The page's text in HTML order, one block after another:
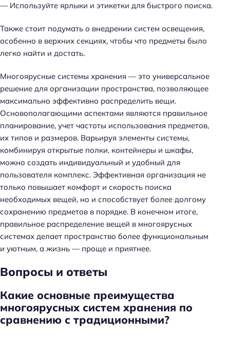
— Используйте ярлыки и этикетки для быстрого поиска.
Также стоит подумать о внедрении систем освещения,
особенно в верхних секциях, чтобы что предметы было
легко найти и достать.
Многоярусные системы хранения — это универсальное
решение для организации пространства, позволяющее
максимально эффективно распределить вещи.
Основополагающими аспектами являются правильное
планирование, учет частоты использования предметов,
их типов и размеров. Варьируя элементы системы,
комбинируя открытые полки, контейнеры и шкафы,
можно создать индивидуальный и удобный для
пользователя комплекс. Эффективная организация не
только повышает комфорт и скорость поиска
необходимых вещей, но и способствует более долгому
сохранению предметов в порядке. В конечном итоге,
правильное распределение вещей в многоярусных
системах делает пространство более функциональным
и уютным, а жизнь — проще и приятнее.
Вопросы и ответы
Какие основные преимущества
многоярусных систем хранения по
сравнению с традиционными?
а
т
и
: